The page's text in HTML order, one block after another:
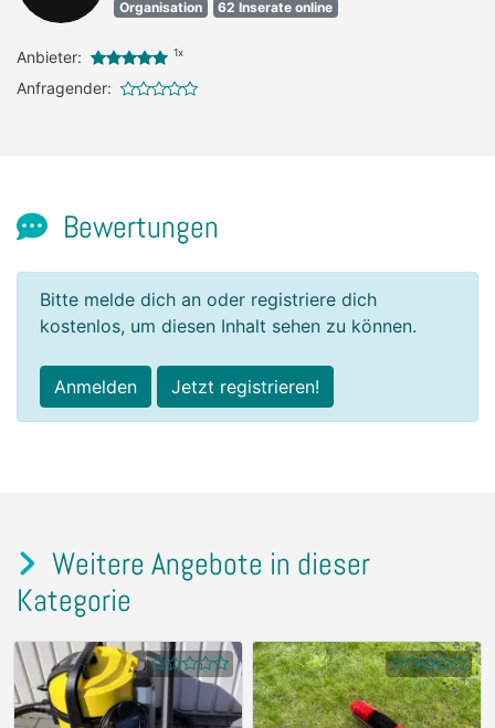
Organisation 62 Inserate online
Anbieter: 1x
Anfragender:
Bewertungen
Bitte melde dich an oder registriere dich
kostenlos, um diesen Inhalt sehen zu können.
Anmelden Jetzt registrieren!
Weitere Angebote in dieser
Kategorie